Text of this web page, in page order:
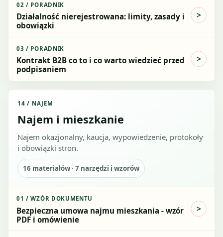
02 / PORADNIK
Działalność nierejestrowana: limity, zasady i
obowiązki
03 / PORADNIK
Kontrakt B2B co to i co warto wiedzieć przed
podpisaniem
14 / NAJEM
Najem i mieszkanie
Najem okazjonalny, kaucja, wypowiedzenie, protokoły
i obowiązki stron.
16 materiałów ·7 narzędzi i wzorów
01 /WZÓR DOKUMENTU
Bezpieczna umowa najmu mieszkania - wzór
PDF i omówienie